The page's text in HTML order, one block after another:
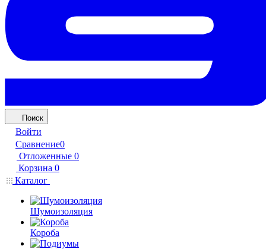
Поиск
Войти
Сравнение0
Отложенные 0
Корзина 0
Каталог
Шумоизоляция
Короба